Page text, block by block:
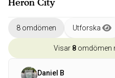
Heron City
8 omdömen Utforska
Visar 8 omdömen
Daniel B